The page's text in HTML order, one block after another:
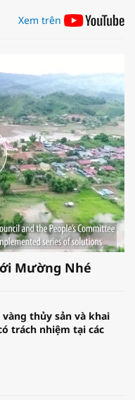
Xem trên
Mường Nhé
thủy sản và khai
trách nhiệm tại các